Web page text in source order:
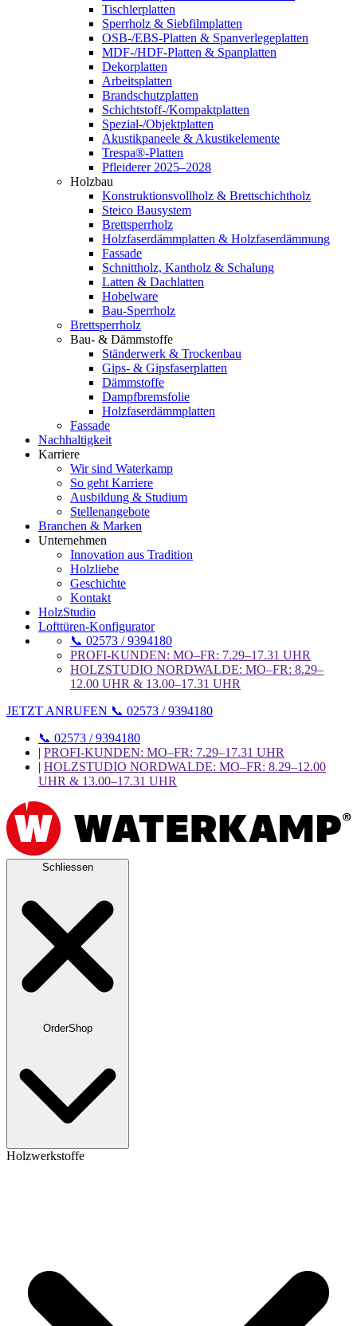
Tischlerplatten
Sperrholz & Siebfilmplatten
OSB-/EBS-Platten & Spanverlegeplatten
MDF-/HDF-Platten & Spanplatten
Dekorplatten
Arbeitsplatten
Brandschutzplatten
Schichtstoff-/Kompaktplatten
Spezial-/Objektplatten
Akustikpaneele & Akustikelemente
Trespa®-Platten
Pfleiderer 2025–2028
Holzbau
Konstruktionsvollholz & Brettschichtholz
Steico Bausystem
Brettsperrholz
Holzfaserdämmplatten & Holzfaserdämmung
Fassade
Schnittholz, Kantholz & Schalung
Latten & Dachlatten
Hobelware
Bau-Sperrholz
Brettsperrholz
Bau- & Dämmstoffe
Ständerwerk & Trockenbau
Gips- & Gipsfaserplatten
Dämmstoffe
Dampfbremsfolie
Holzfaserdämmplatten
Fassade
Nachhaltigkeit
Karriere
Wir sind Waterkamp
So geht Karriere
Ausbildung & Studium
Stellenangebote
Branchen & Marken
Unternehmen
Innovation aus Tradition
Holzliebe
Geschichte
Kontakt
HolzStudio
Lofttüren-Konfigurator
📞 02573 / 9394180
PROFI-KUNDEN: MO–FR: 7.29–17.31 UHR
HOLZSTUDIO NORDWALDE: MO–FR: 8.29–
12.00 UHR & 13.00–17.31 UHR
JETZT ANRUFEN 📞 02573 / 9394180
📞 02573 / 9394180
| PROFI-KUNDEN: MO–FR: 7.29–17.31 UHR
| HOLZSTUDIO NORDWALDE: MO–FR: 8.29–12.00
UHR & 13.00–17.31 UHR
Schliessen
OrderShop
Holzwerkstoffe